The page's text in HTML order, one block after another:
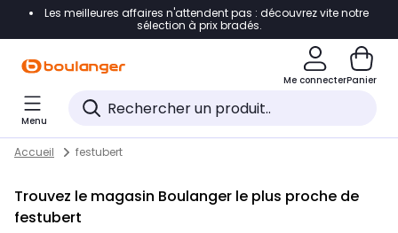
Accéder directement à la navigation
Accéder directement au pied de page
Accéder directement au chatbot
Les meilleures affaires n'attendent pas : découvrez vite notre
sélection à prix bradés.
Me connecterPanier
Menu
Skip to content
Return to Nav
Accueil festubert
Trouvez le magasin Boulanger le plus proche de
festubert